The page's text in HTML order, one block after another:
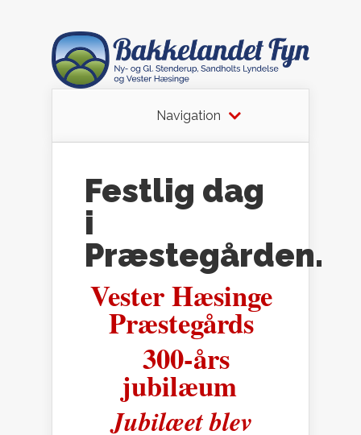
Navigation
Festlig dag
i
Præstegården.
Vester Hæsinge
Præstegårds
300-års
jubilæum
Jubilæet blev